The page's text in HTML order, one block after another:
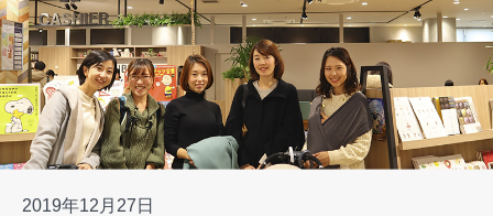
2019年12月27日